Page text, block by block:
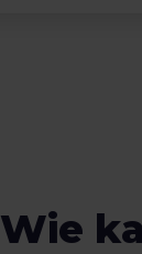
Wie